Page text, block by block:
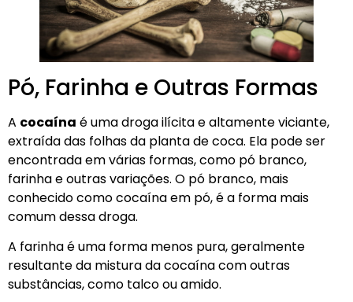
Pó, Farinha e Outras Formas
A cocaína é uma droga ilícita e altamente viciante,
extraída das folhas da planta de coca. Ela pode ser
encontrada em várias formas, como pó branco,
farinha e outras variações. O pó branco, mais
conhecido como cocaína em pó, é a forma mais
comum dessa droga.
A farinha é uma forma menos pura, geralmente
resultante da mistura da cocaína com outras
substâncias, como talco ou amido.